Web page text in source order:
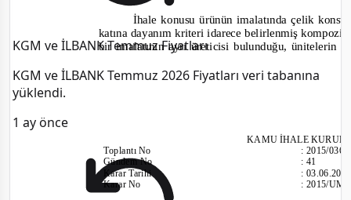
KGM ve İLBANK Temmuz Fiyatları
KGM ve İLBANK Temmuz 2026 Fiyatları veri tabanına
yüklendi.
1 ay önce
İhale konusu ürünün imalatında çelik
katına dayanım kriteri idarece belirlenmiş
bir imalatının ayrı üreticisi bulunduğu,
KAMU İHALE
ToplantıNo
Gündem No
Karar Tarihi
Karar No
:2015/036
:41
:
:2015/